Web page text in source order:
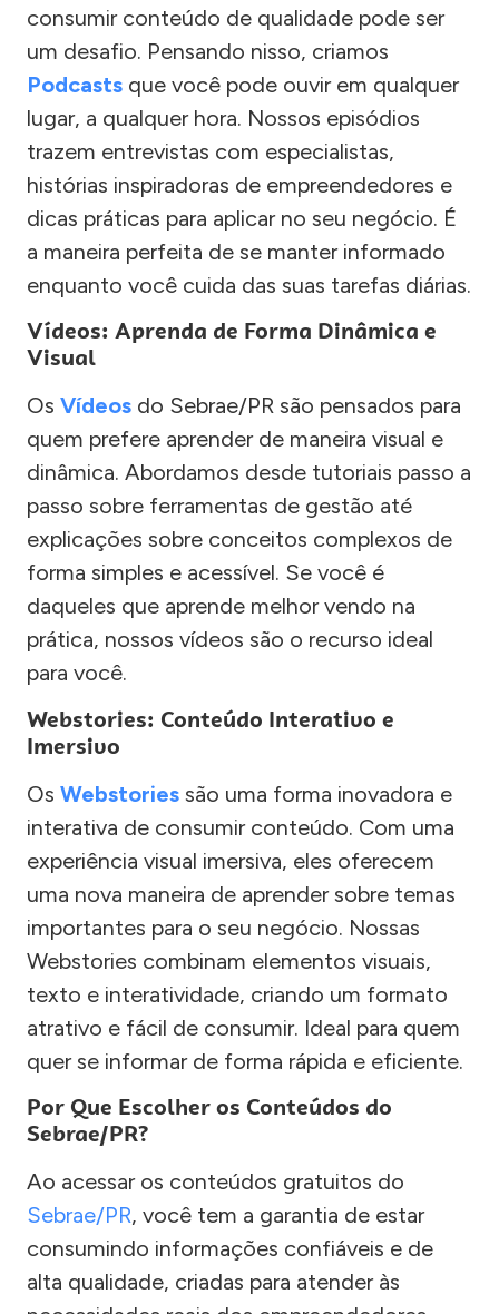
consumir conteúdo de qualidade pode ser
um desafio. Pensando nisso, criamos
Podcasts que você pode ouvir em qualquer
lugar, a qualquer hora. Nossos episódios
trazem entrevistas com especialistas,
histórias inspiradoras de empreendedores e
dicas práticas para aplicar no seu negócio. É
a maneira perfeita de se manter informado
enquanto você cuida das suas tarefas diárias.
Vídeos: Aprenda de Forma Dinâmica e
Visual
Os Vídeos do Sebrae/PR são pensados para
quem prefere aprender de maneira visual e
dinâmica. Abordamos desde tutoriais passo a
passo sobre ferramentas de gestão até
explicações sobre conceitos complexos de
forma simples e acessível. Se você é
daqueles que aprende melhor vendo na
prática, nossos vídeos são o recurso ideal
para você.
Webstories: Conteúdo Interativo e
Imersivo
Os Webstories são uma forma inovadora e
interativa de consumir conteúdo. Com uma
experiência visual imersiva, eles oferecem
uma nova maneira de aprender sobre temas
importantes para o seu negócio. Nossas
Webstories combinam elementos visuais,
texto e interatividade, criando um formato
atrativo e fácil de consumir. Ideal para quem
quer se informar de forma rápida e eficiente.
Por Que Escolher os Conteúdos do
Sebrae/PR?
Ao acessar os conteúdos gratuitos do
Sebrae/PR, você tem a garantia de estar
consumindo informações confiáveis e de
alta qualidade, criadas para atender às